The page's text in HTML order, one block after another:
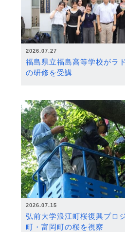
2026.07.27
福島県立福島高等学校がラ
の研修を受講
2026.07.15
弘前大学浪江町桜復興プロ
町・富岡町の桜を視察